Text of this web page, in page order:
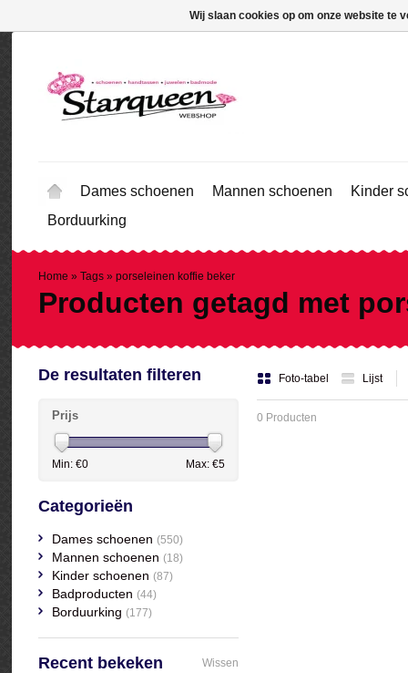
Dames schoenen Mannen schoenen
Kinder
Borduurking
Home » Tags » porseleinen koffie beker
Producten getagd met
Foto-tabel Lijst
0 Producten
De resultaten filteren
Prijs
Min: €0 Max: €5
Categorieën
Dames schoenen (550)
Mannen schoenen (18)
Kinder schoenen (87)
Badproducten (44)
Borduurking (177)
Recent bekeken Wissen
Wij slaan cookies op om onze website te